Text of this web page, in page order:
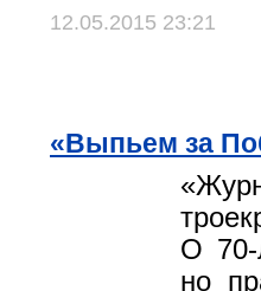
12.05.2015 23:21
«Выпьем за
О 70-
но